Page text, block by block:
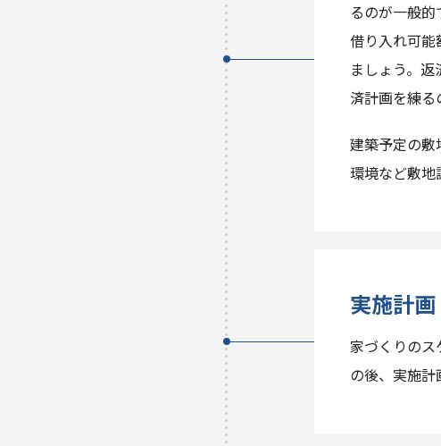
るのが一般的
借り入れ可能
ましょう。
済計画を練る
建築予定の敷
環境など敷地
実施計
家づくりのス
の後、実施計